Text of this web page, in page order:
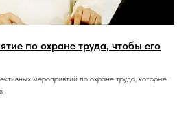
по охране труда, чтобы его
мероприятий по охране труда, которые